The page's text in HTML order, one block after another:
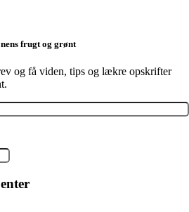
frugt og grønt
og få viden, tips og lækre opskrifter